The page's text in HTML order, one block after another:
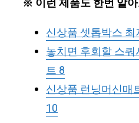
※ 이런 제품도 한번 알
신상품 셋톱박스
놓치면 후회할 스
트 8
신상품 런닝머신매
10